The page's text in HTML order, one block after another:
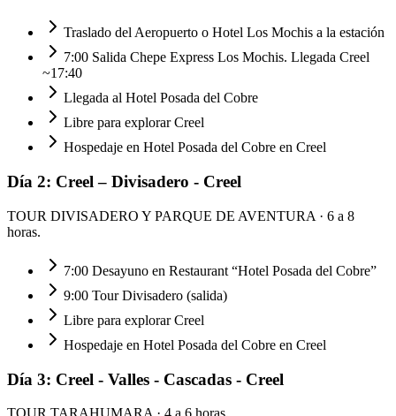
Traslado del Aeropuerto o Hotel Los Mochis a la estación
7:00 Salida Chepe Express Los Mochis. Llegada Creel
~17:40
Llegada al Hotel Posada del Cobre
Libre para explorar Creel
Hospedaje en Hotel Posada del Cobre en Creel
Día 2: Creel – Divisadero - Creel
TOUR DIVISADERO Y PARQUE DE AVENTURA · 6 a 8
horas.
7:00 Desayuno en Restaurant “Hotel Posada del Cobre”
9:00 Tour Divisadero (salida)
Libre para explorar Creel
Hospedaje en Hotel Posada del Cobre en Creel
Día 3: Creel - Valles - Cascadas - Creel